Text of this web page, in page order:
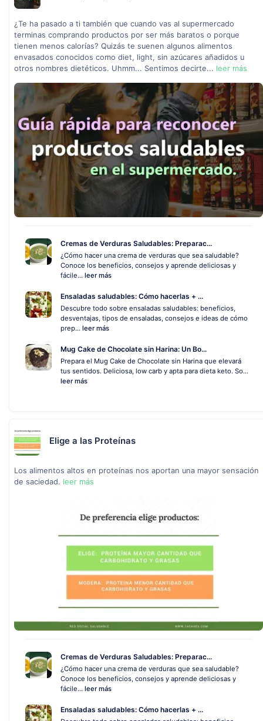
¿Te ha pasado a ti también que cuando vas al supermercado
terminas comprando productos por ser más baratos o porque
tienen menos calorías? Quizás te suenen algunos alimentos
envasados conocidos como diet, light, sin azúcares añadidos u
otros nombres dietéticos. Uhmm... Sentimos decirte... leer más
Cremas de Verduras Saludables: Preparac...
¿Cómo hacer una crema de verduras que sea saludable?
Conoce los beneficios, consejos y aprende deliciosas y
fácile... leer más
Ensaladas saludables: Cómo hacerlas + ...
Descubre todo sobre ensaladas saludables: beneficios,
desventajas, tipos de ensaladas, consejos e ideas de cómo
prep... leer más
Mug Cake de Chocolate sin Harina: Un Bo...
Prepara el Mug Cake de Chocolate sin Harina que elevará
tus sentidos. Deliciosa, low carb y apta para dieta keto. So...
leer más
Elige a las Proteínas
Los alimentos altos en proteínas nos aportan una mayor sensación
de saciedad. leer más
Cremas de Verduras Saludables: Preparac...
¿Cómo hacer una crema de verduras que sea saludable?
Conoce los beneficios, consejos y aprende deliciosas y
fácile... leer más
Ensaladas saludables: Cómo hacerlas + ...